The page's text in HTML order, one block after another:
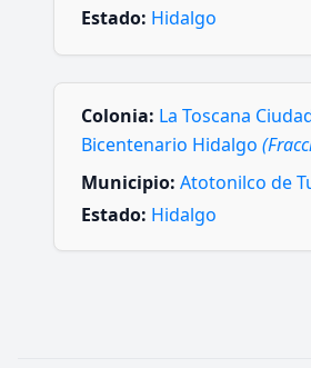
Estado: Hidalgo
Colonia: La Toscana
Bicentenario Hidalgo
Municipio: Atotonilco de
Estado: Hidalgo